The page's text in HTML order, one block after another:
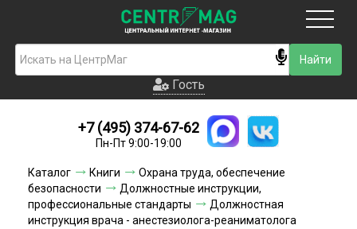
Гость
Новинки
Условия доставки
Условия оплаты
Гость
+7 (495) 374-67-62
Пн-Пт 9:00-19:00
Каталог Книги
Охрана труда, обеспечение
безопасности
Должностные инструкции,
профессиональные стандарты
Должностная
инструкция врача - анестезиолога-реаниматолога